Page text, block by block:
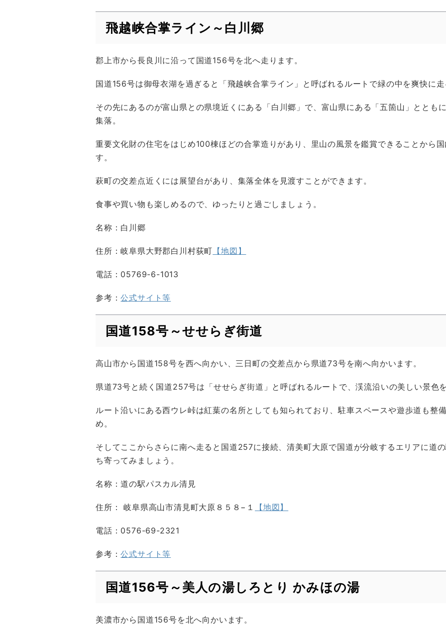
飛越峡合掌ライン～白川郷
郡上市から長良川に沿って国道156号を北へ走ります。
国道156号は御母衣湖を過ぎると「飛越峡合掌ライン」と呼ばれるルートで緑の中を爽快に走
その先にあるのが富山県との県境近くにある「白川郷」で、富山県にある「五箇山」ととも
集落。
重要文化財の住宅をはじめ100棟ほどの合掌造りがあり、里山の風景を鑑賞できることから
す。
萩町の交差点近くには展望台があり、集落全体を見渡すことができます。
食事や買い物も楽しめるので、ゆったりと過ごしましょう。
名称：白川郷
住所：岐阜県大野郡白川村荻町 【地図】
電話：05769-6-1013
参考：公式サイト等
国道158号～せせらぎ街道
高山市から国道158号を西へ向かい、三日町の交差点から県道73号を南へ向かいます。
県道73号と続く国道257号は「せせらぎ街道」と呼ばれるルートで、渓流沿いの美しい景色
ルート沿いにある西ウレ峠は紅葉の名所としても知られており、駐車スペースや遊歩道も整
め。
そしてここからさらに南へ走ると国道257に接続、清美町大原で国道が分岐するエリアに道
ち寄ってみましょう。
名称：道の駅パスカル清見
住所： 岐阜県高山市清見町大原８５８−１ 【地図】
電話：0576-69-2321
参考：公式サイト等
国道156号～美人の湯しろとり かみほの湯
美濃市から国道156号を北へ向かいます。